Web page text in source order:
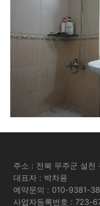
주소 : 전북 무주군 설
대표자 : 박차용
예약문의 : 010-9381-
사업자등록번호 : 723-